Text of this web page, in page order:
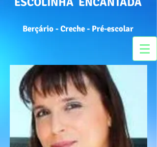
Berçário - Creche - Pré-escolar